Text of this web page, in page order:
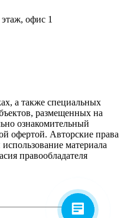
офис 1
а также специальных
размещенных на
ознакомительный
офертой. Авторские права
материала
правообладателя